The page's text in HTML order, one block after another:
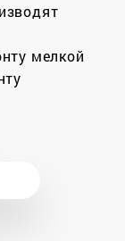
мелкой
по
любого